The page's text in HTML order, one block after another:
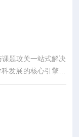
题攻关一站式解决
发展的核心引擎。
复杂实验实施到科
）依托全链式科
全周期赋能计划"，
整解决方案。